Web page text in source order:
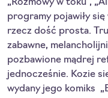
„Rozmowy w toku”,
programy pojawiły
rzecz dość prosta.
zabawne,
pozbawione mądrej
jednocześnie. Kozie
wydany jego komiks